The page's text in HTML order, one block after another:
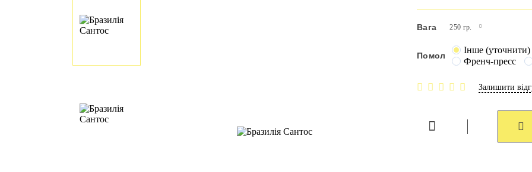
Вага 250 гр.
Помол
Інше (уточнити)
Френч-пресс
Залишити